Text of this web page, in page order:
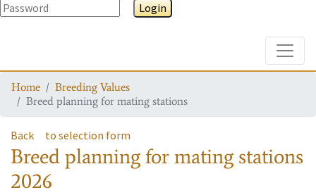
Login
Home
Breeding Values
Breed planning for mating stations
Back to selection form
Breed planning for mating stations
2026